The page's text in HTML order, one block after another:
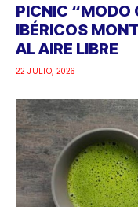
PICNIC “MODO
IBÉRICOS
AL AIRE LIBRE
22 JULIO, 2026